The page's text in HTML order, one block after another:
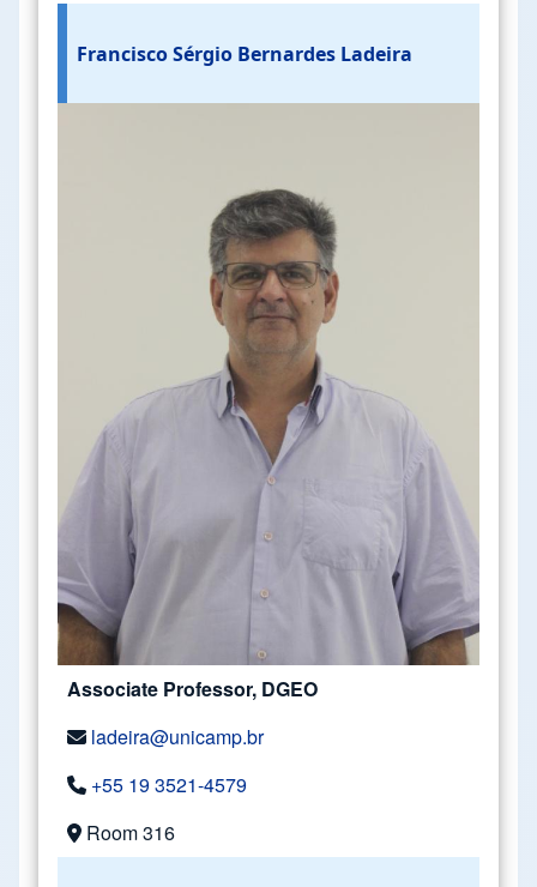
Francisco Sérgio Bernardes Ladeira
Associate Professor, DGEO
ladeira@unicamp.br
+55 19 3521-4579
Room 316